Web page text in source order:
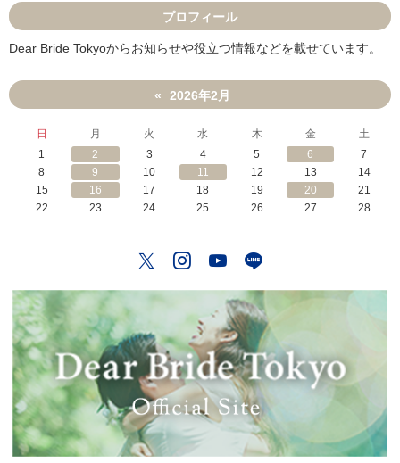
プロフィール
Dear Bride Tokyoからお知らせや役立つ情報などを載せています。
« 2026年2月
日 月 火 水 木 金
土
1
2 3 4 5 6
7
8
9 10 11 12 13
14
15
16 17 18 19 20
21
22
23 24 25 26 27 28
TwitterInstagram
YouTube